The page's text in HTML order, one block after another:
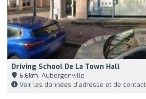
Driving School De La Town Hall
6,6km, Aubergenville
Voir les données d'adresse et de contact